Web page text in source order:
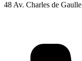
48 Av. Charles de